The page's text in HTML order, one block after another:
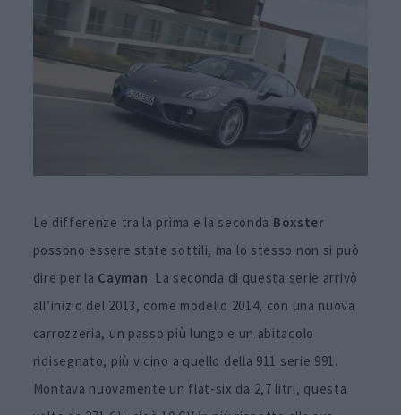
Le differenze tra la prima e la seconda Boxster
possono essere state sottili, ma lo stesso non si può
dire per la Cayman. La seconda di questa serie arrivò
all’inizio del 2013, come modello 2014, con una nuova
carrozzeria, un passo più lungo e un abitacolo
ridisegnato, più vicino a quello della 911 serie 991.
Montava nuovamente un flat-six da 2,7 litri, questa